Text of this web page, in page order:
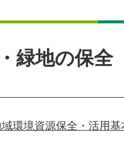
緑地の保全
環境資源保全・活用基